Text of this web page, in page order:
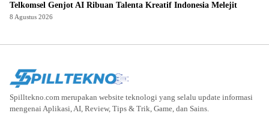
Telkomsel Genjot AI Ribuan Talenta Kreatif Indonesia Melejit
8 Agustus 2026
Spilltekno.com merupakan website teknologi yang selalu update informasi
mengenai Aplikasi, AI, Review, Tips & Trik, Game, dan Sains.